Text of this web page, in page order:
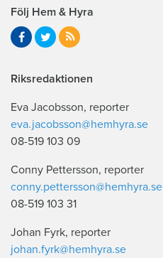
Följ Hem & Hyra
Riksredaktionen
Eva Jacobsson, reporter
eva.jacobsson@hemhyra.se
08-519 103 09
Conny Pettersson, reporter
conny.pettersson@hemhyra.se
08-519 103 31
Johan Fyrk, reporter
johan.fyrk@hemhyra.se